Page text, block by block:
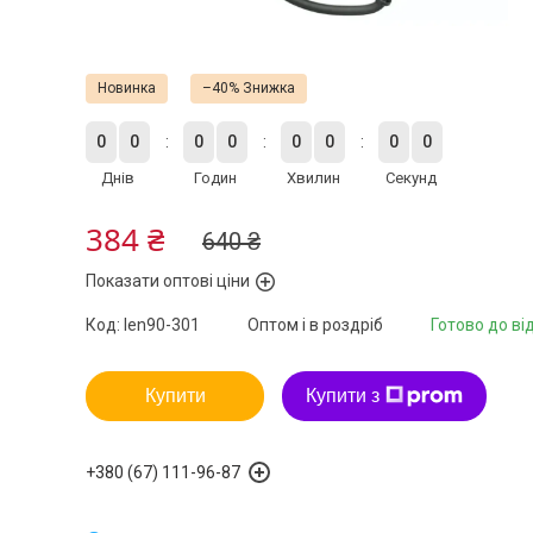
Новинка –40%
0 0
Днів
0 0
Годин
0 0
Хвилин
0 0
Секунд
640 ₴
384 ₴
Показати оптові ціни
Готово до
Оптом і в роздріб
Код: len90-301
Купити Купити з
+380 (67) 111-96-87